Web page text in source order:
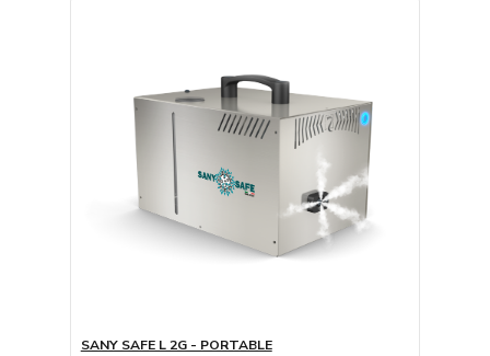
SANY SAFE L 2G - PORTABLE